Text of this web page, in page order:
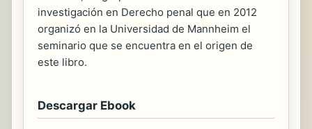
investigación en Derecho penal que en 2012
organizó en la Universidad de Mannheim el
seminario que se encuentra en el origen de
este libro.
Descargar Ebook